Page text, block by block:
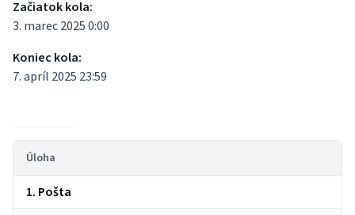
Začiatok kola:
3. marec 2025 0:00
Koniec kola:
7. apríl 2025 23:59
Úloha
1. Pošta